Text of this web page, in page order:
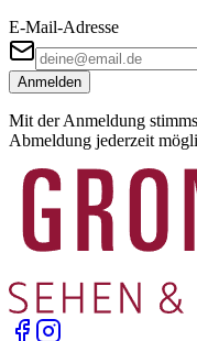
E-Mail-Adresse
Anmelden
Mit der Anmeldung
Abmeldung jederzeit